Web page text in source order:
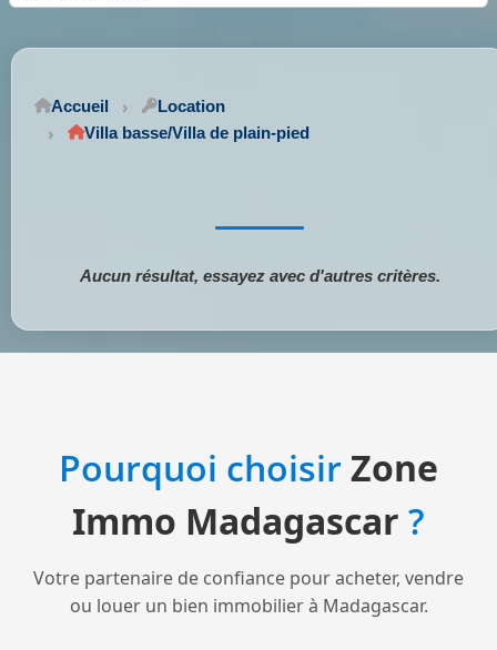
Accueil
Location
Villa basse/Villa de plain-pied
Aucun résultat, essayez avec d'autres critères.
Pourquoi choisirZone
Immo Madagascar ?
Votre partenaire de confiance pour acheter, vendre
ou louer un bien immobilier à Madagascar.